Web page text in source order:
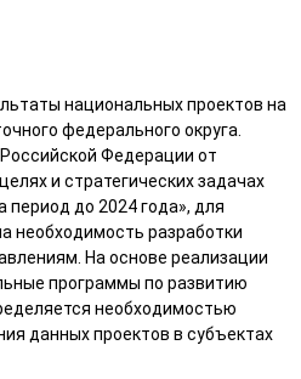
национальных проектов на
федерального округа.
Федерации от
и стратегических задачах
до 2024 года», для
необходимость разработки
На основе реализации
программы по развитию
необходимостью
данных проектов в субъектах